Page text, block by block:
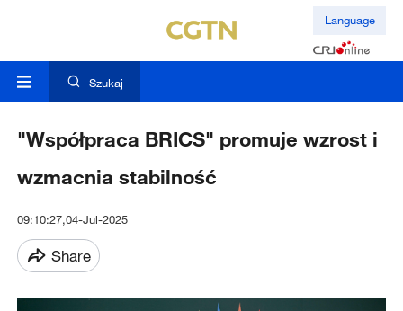
Language
Szukaj
"Współpraca BRICS" promuje wzrost i
wzmacnia stabilność
09:10:27,04-Jul-2025
Share